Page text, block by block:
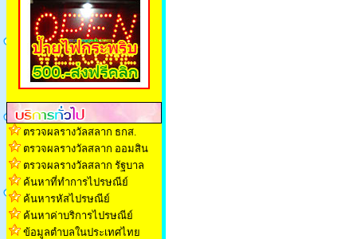
ตรวจผลรางวัลสลาก ธกส.
ตรวจผลรางวัลสลาก ออมสิน
ตรวจผลรางวัลสลาก รัฐบาล
ค้นหาที่ทำการไปรษณีย์
ค้นหารหัสไปรษณีย์
ค้นหาค่าบริการไปรษณีย์
ข้อมูลตำบลในประเทศไทย